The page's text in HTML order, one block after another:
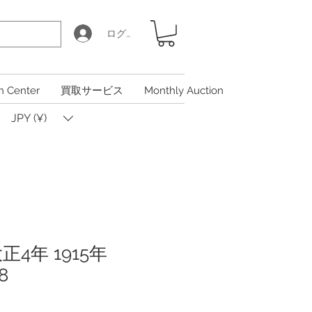
ログイン
Center 買取サービス Monthly Auction
JPY (¥)
4年 1915年